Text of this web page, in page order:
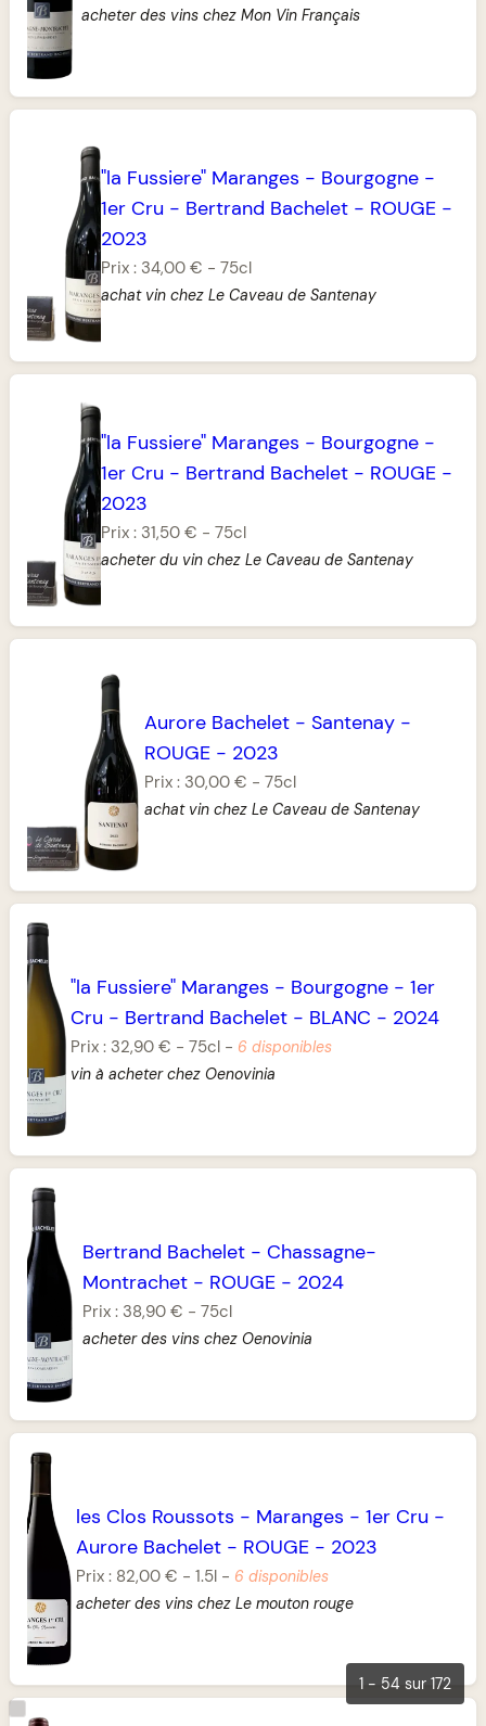
acheter des vins chez Mon Vin Français
"la Fussiere" Maranges - Bourgogne-
1er Cru - Bertrand Bachelet- ROUGE-
2023
Prix : 34,00 € - 75cl
achat vin chez Le Caveau de Santenay
"la Fussiere" Maranges - Bourgogne-
1er Cru - Bertrand Bachelet- ROUGE-
2023
Prix : 31,50 € - 75cl
acheter du vin chez Le Caveau de Santenay
Aurore Bachelet -Santenay -
ROUGE - 2023
Prix : 30,00 € -75cl
achat vin chez Le Caveau de Santenay
"la Fussiere" Maranges - Bourgogne- 1er
Cru - Bertrand Bachelet- BLANC - 2024
Prix : 32,90 € - 75cl- 6 disponibles
vin à acheter chez Oenovinia
Bertrand Bachelet- Chassagne-
Montrachet- ROUGE- 2024
Prix : 38,90 € - 75cl
acheter des vins chez Oenovinia
les Clos Roussots - Maranges - 1er Cru -
Aurore Bachelet- ROUGE- 2023
Prix : 82,00 € - 1.5l- 6 disponibles
acheter des vins chez Le mouton rouge
1 - 54 sur 172